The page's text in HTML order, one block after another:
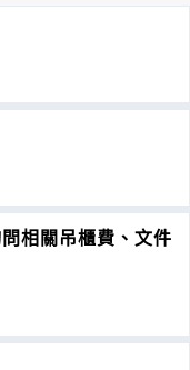
相關吊櫃費、文件